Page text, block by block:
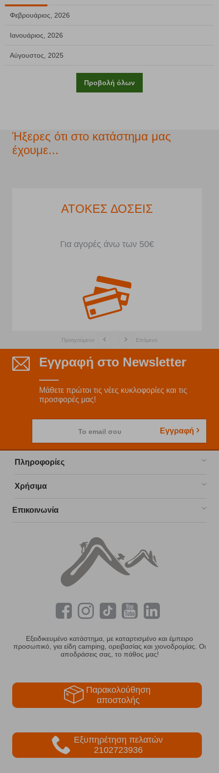
Φεβρουάριος, 2026
Ιανουάριος, 2026
Αύγουστος, 2025
Προβολή όλων
Ήξερες ότι στο κατάστημα μας
έχουμε...
ΑΤΟΚΕΣ ΔΟΣΕΙΣ
Για αγορές άνω των 50€
Προηγούμενο Επόμενο
Εγγραφή στο Newsletter
Μάθετε πρώτοι τις νέες κυκλοφορίες και τις
προσφορές μας!
Το email σου Εγγραφή
Πληροφορίες
Χρήσιμα
Επικοινωνία
Εξειδικευμένο κατάστημα, με καταρτισμένο και έμπειρο
προσωπικό, για είδη camping, ορειβασίας και χιονοδρομίας. Οι
αποδράσεις σας, το πάθος μας!
Παρακολούθηση
αποστολής
Εξυπηρέτηση πελατών
2102723936